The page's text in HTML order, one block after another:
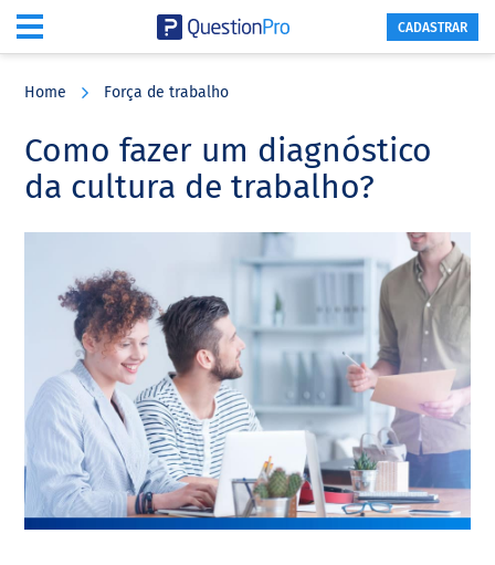
content
sidebar
CADASTRAR
Home Força de trabalho
Como fazer um diagnóstico
da cultura de trabalho?